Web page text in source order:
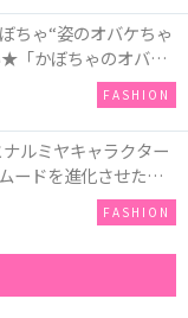
ちゃ“姿のオバケちゃ
「かぼちゃのオバケ
Q-pot CAFE.では
ト」も登場
FASHION
ルミヤキャラクター
ードを進化させた新
FASHION